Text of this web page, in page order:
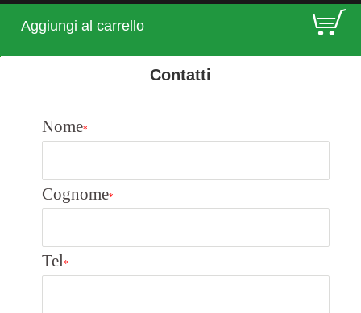
Aggiungi al carrello E
Contatti
Nome*
Cognome*
Tel*